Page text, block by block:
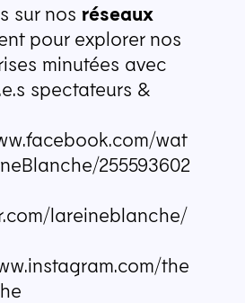
sur nos réseaux
pour explorer nos
minutées avec
spectateurs &
​w​a​t​
​2​5​5​5​9​3​6​0​2​
​l​a​r​e​i​n​e​b​l​a​n​c​h​e​/​
​t​h​e​